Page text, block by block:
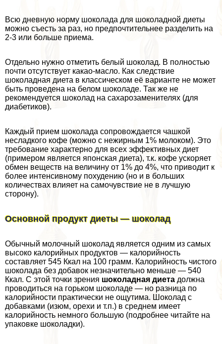
Всю дневную норму шоколада для шоколадной диеты
можно съесть за раз, но предпочтительнее разделить на
2-3 или больше приема.
Отдельно нужно отметить белый шоколад. В полностью
почти отсутствует какао-масло. Как следствие
шоколадная диета в классическом её варианте не может
быть проведена на белом шоколаде. Так же не
рекомендуется шоколад на сахарозаменителях (для
диабетиков).
Каждый прием шоколада сопровождается чашкой
несладкого кофе (можно с нежирным 1% молоком). Это
требование хаpaктерно для всех эффективных диет
(примером является японская диета), т.к. кофе ускоряет
обмен веществ на величину от 1% до 4%, что приводит к
более интенсивному похудению (но и в больших
количествах влияет на самочувствие не в лучшую
сторону).
Основной продукт диеты — шоколад
Обычный молочный шоколад является одним из самых
высоко калорийных продуктов — калорийность
составляет 545 Ккал на 100 грамм. Калорийность чистого
шоколада без добавок незначительно меньше — 540
Ккал. С этой точки зрения шоколадная диета должна
проводиться на горьком шоколаде — но разница по
калорийности пpaктически не ощутима. Шоколад с
добавками (изюм, орехи и т.п.) в среднем имеет
калорийность немного большую (подробнее читайте на
упаковке шоколадки).